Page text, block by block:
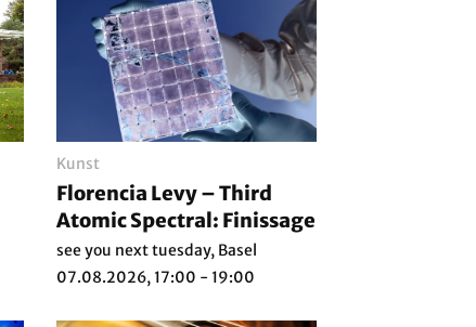
Kunst
Florencia Levy – Third
Atomic Spectral: Finissage
see you next tuesday, Basel
07.08.2026, 17:00 - 19:00